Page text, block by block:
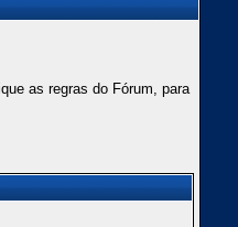
as regras do Fórum, para